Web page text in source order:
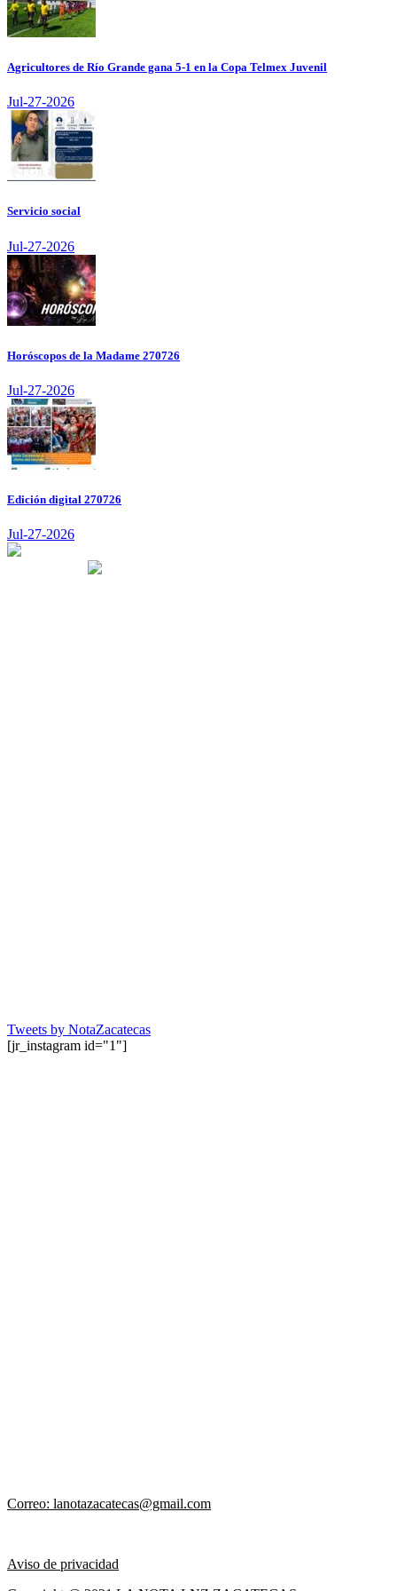
Agricultores de Río Grande gana 5-1 en la Copa Telmex Juvenil
Jul-27-2026
Servicio social
Jul-27-2026
Horóscopos de la Madame 270726
Jul-27-2026
Edición digital 270726
Jul-27-2026
Tweets by NotaZacatecas
[jr_instagram id="1"]
Correo: lanotazacatecas@gmail.com
Aviso de privacidad